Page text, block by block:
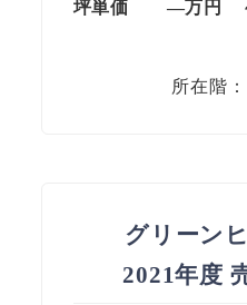
坪単価 —万円
所在階
グリーン
2021年度